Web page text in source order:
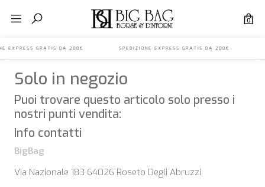
0
EXPRESS GRATIS DA 200€ SPEDIZIONE EXPRESS GRATIS DA
Solo in negozio
Puoi trovare questo articolo solo presso i
nostri punti vendita:
Info contatti
BigBag
Via Nazionale 183 64026 Roseto Degli Abruzzi